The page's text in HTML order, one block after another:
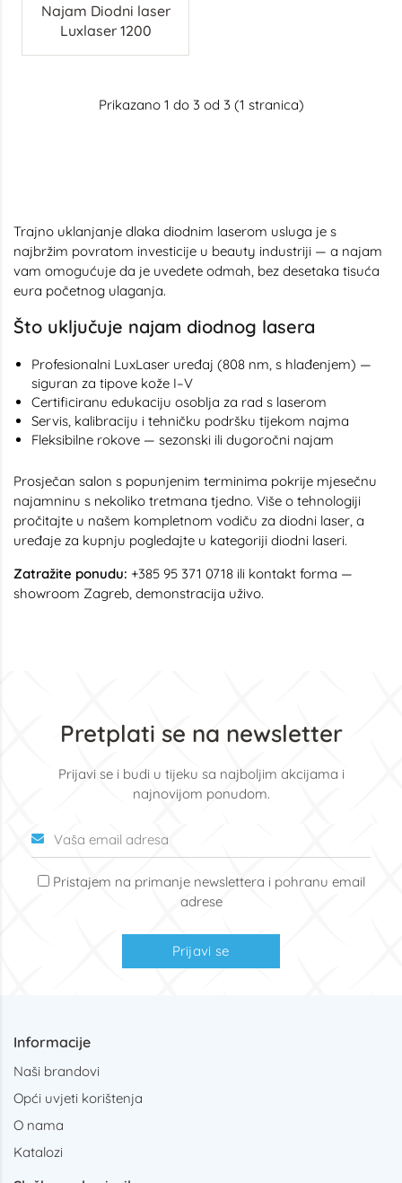
Najam Diodni laser
Luxlaser 1200
Prikazano 1 do 3 od 3 (1 stranica)
Trajno uklanjanje dlaka diodnim laserom usluga je s
najbržim povratom investicije u beauty industriji — a najam
vam omogućuje da je uvedete odmah, bez desetaka tisuća
eura početnog ulaganja.
Što uključuje najam diodnog lasera
Profesionalni LuxLaser uređaj (808 nm, s hlađenjem) —
siguran za tipove kože I–V
Certificiranu edukaciju osoblja za rad s laserom
Servis, kalibraciju i tehničku podršku tijekom najma
Fleksibilne rokove — sezonski ili dugoročni najam
Prosječan salon s popunjenim terminima pokrije mjesečnu
najamninu s nekoliko tretmana tjedno. Više o tehnologiji
pročitajte u našem kompletnom vodiču za diodni laser , a
uređaje za kupnju pogledajte u kategoriji diodni laseri.
Zatražite ponudu: +385 95 371 0718 ili kontakt forma —
showroom Zagreb, demonstracija uživo.
Pretplati se na newsletter
Prijavi se i budi u tijeku sa najboljim akcijama i
najnovijom ponudom.
Pristajem na primanje newslettera i pohranu email
adrese
Prijavi se
Informacije
Naši brandovi
Opći uvjeti korištenja
O nama
Katalozi